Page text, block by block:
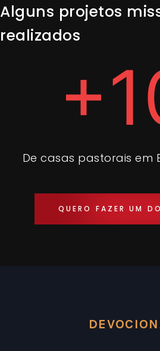
Alguns projetos
realizados
De casas pastorais em
QUERO FAZER UM